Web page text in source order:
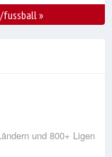
fussball»
und 800+ Ligen